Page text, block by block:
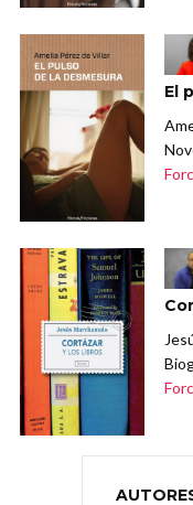
El